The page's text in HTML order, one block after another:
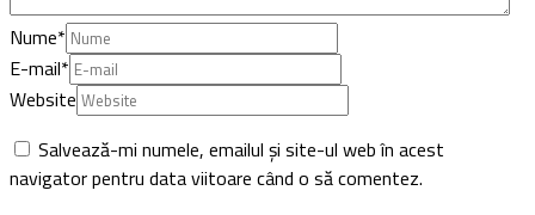
Nume*
E-mail*
Website
Salvează-mi numele, emailul și site-ul web în acest
navigator pentru data viitoare când o să comentez.